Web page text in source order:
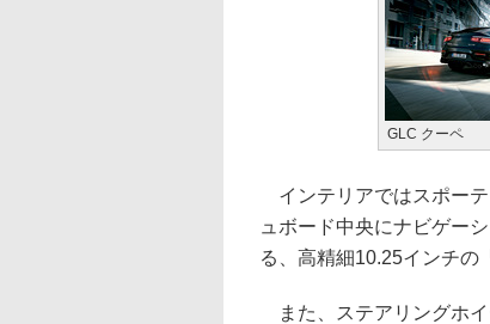
GLC クーペ
インテリアではスポー
ュボード中央にナビゲー
る、高精細10.25インチの
また、ステアリングホ